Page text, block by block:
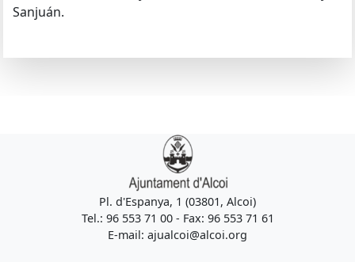
Sanjuán.
Pl. d'Espanya, 1 (03801, Alcoi)
Tel.: 96 553 71 00 - Fax: 96 553 71 61
E-mail: ajualcoi@alcoi.org